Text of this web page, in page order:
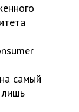
самый
лишь